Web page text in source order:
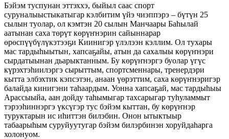
Бэйэм туспунан эттэххэ, быйыл саас спорт
суруналыыстыкатыгар кэлбитим үйэ чиэппэрэ – бүтүн 25
сылын туолар, ол кэмтэн 20 сылын Манчаары Баһылай
аатынан саха төрүт көрүҥнэрин сайыннарар
өрөспүүбүлүкэтээҕи Киинигэр үлэлээн кэллим. Ол тухары
мас тардыһыытын, хапсаҕайы, атын да сахалыы көрүҥнэри
сырдатыынан дьарыктанным. Бу көрүҥнэргэ буолар үгүс
күрэхтэһиилэргэ сырыттым, спортсменнары, тренердэри
кытта элбэхтик кэпсэтэн, анаан үөрэттим, саха көрүҥнэригэр
балайда кинигэни таһаардым. Уонна хапсаҕай, мас тардыһыы
Арассыыйа, аан дойду таһымыгар тахсарыгар туһуламмыт
тэрээһиннэргэ үксүгэр тус бэйэм кыттан, бу көрүҥнэр
туруктарын ис иһиттэн билэбин. Онон ытыктыыр
табаарыһым суруйуутугар бэйэм билэрбинэн хоруйдаһарга
холонуом.